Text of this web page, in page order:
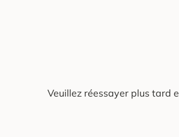
Veuillez réessayer plus tard